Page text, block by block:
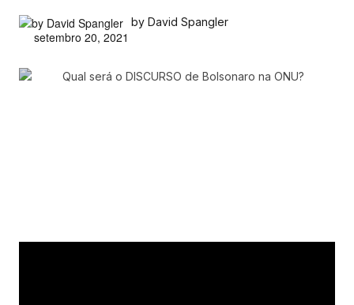
by David Spangler
setembro 20, 2021